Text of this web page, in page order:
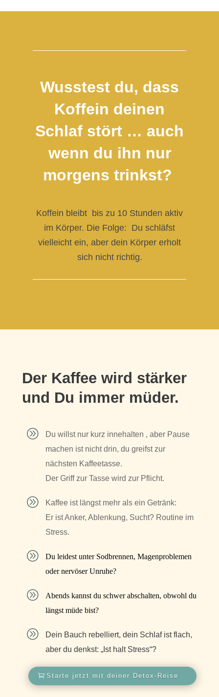
Wusstest du, dass
Koffein deinen
Schlaf stört … auch
wenn du ihn nur
morgens trinkst?
Koffein bleibt bis zu 10 Stunden aktiv
im Körper. Die Folge: Du schläfst
vielleicht ein, aber dein Körper erholt
sich nicht richtig.
Der Kaffee wird stärker
und Du immer müder.
A
Du willst nur kurz innehalten , aber Pause
machen ist nicht drin, du greifst zur
nächsten Kaffeetasse.
Der Griff zur Tasse wird zur Pflicht.
A
Kaffee ist längst mehr als ein Getränk:
Er ist Anker, Ablenkung, Sucht? Routine im
Stress.
A
Du leidest unter Sodbrennen, Magenproblemen
oder nervöser Unruhe?
A
Abends kannst du schwer abschalten, obwohl du
längst müde bist?
A
Dein Bauch rebelliert, dein Schlaf ist flach,
aber du denkst: „Ist halt Stress“?
Starte jetzt mit deiner Detox-Reise